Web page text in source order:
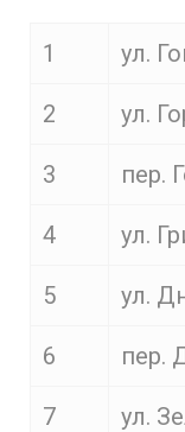
1 ул.
2 ул.
3 пер.
4 ул.
5 ул.
6 пер.
7 ул.